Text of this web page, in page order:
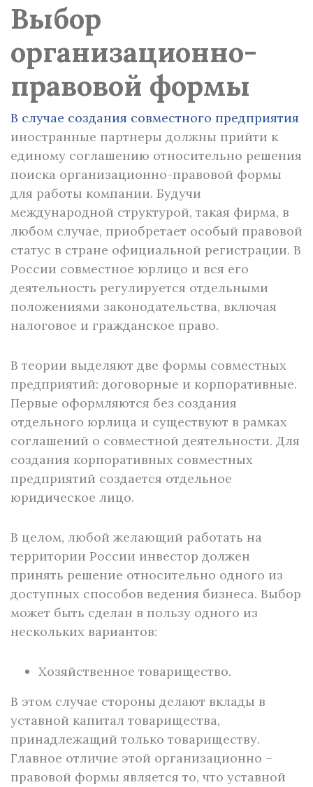
Выбор
организационно-
правовой формы
В случае создания совместного предприятия
иностранные партнеры должны прийти к
единому соглашению относительно решения
поиска организационно-правовой формы
для работы компании. Будучи
международной структурой, такая фирма, в
любом случае, приобретает особый правовой
статус в стране официальной регистрации. В
России совместное юрлицо и вся его
деятельность регулируется отдельными
положениями законодательства, включая
налоговое и гражданское право.
В теории выделяют две формы совместных
предприятий: договорные и корпоративные.
Первые оформляются без создания
отдельного юрлица и существуют в рамках
соглашений о совместной деятельности. Для
создания корпоративных совместных
предприятий создается отдельное
юридическое лицо.
В целом, любой желающий работать на
территории России инвестор должен
принять решение относительно одного из
доступных способов ведения бизнеса. Выбор
может быть сделан в пользу одного из
нескольких вариантов:
Хозяйственное товарищество.
В этом случае стороны делают вклады в
уставной капитал товарищества,
принадлежащий только товариществу.
Главное отличие этой организационно –
правовой формы является то, что уставной